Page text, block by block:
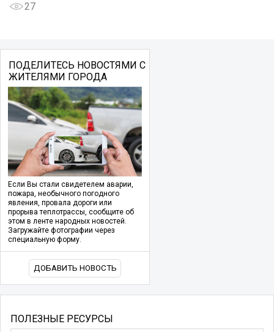
27
ПОДЕЛИТЕСЬ НОВОСТЯМИ С
ЖИТЕЛЯМИ ГОРОДА
Если Вы стали свидетелем аварии,
пожара, необычного погодного
явления, провала дороги или
прорыва теплотрассы, сообщите об
этом в ленте народных новостей.
Загружайте фотографии через
специальную форму.
ДОБАВИТЬ НОВОСТЬ
ПОЛЕЗНЫЕ РЕСУРСЫ